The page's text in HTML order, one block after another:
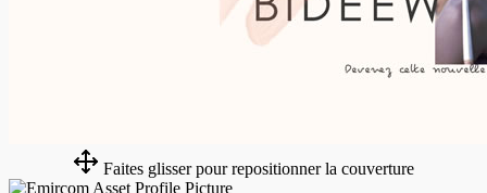
Faites glisser pour repositionner la couverture